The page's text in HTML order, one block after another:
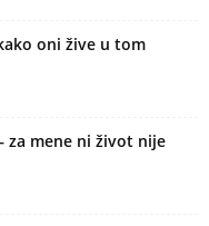
oni žive u tom
za mene ni život nije